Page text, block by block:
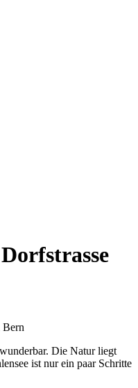
Bern
Die Natur liegt
ist nur ein paar Schritte